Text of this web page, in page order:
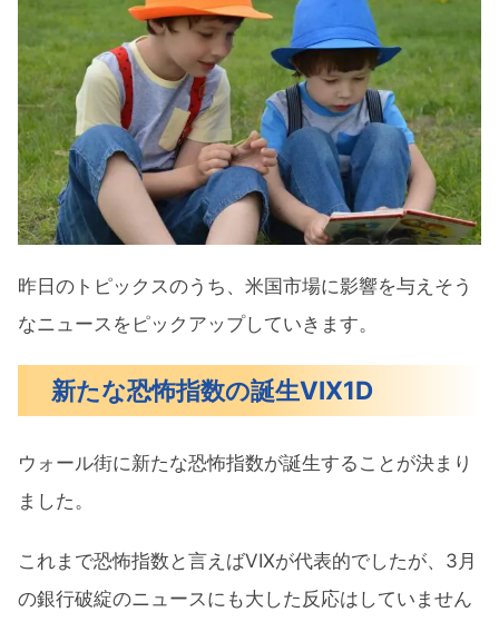
昨日のトピックスのうち、米国市場に影響を与えそう
なニュースをピックアップしていきます。
新たな恐怖指数の誕生VIX1D
ウォール街に新たな恐怖指数が誕生することが決まり
ました。
これまで恐怖指数と言えばVIXが代表的でしたが、3月
の銀行破綻のニュースにも大した反応はしていません